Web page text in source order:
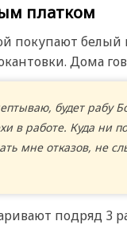
платком
покупают белый
Дома
будет рабу
в работе. Куда ни
мне отказов, не
подряд 3